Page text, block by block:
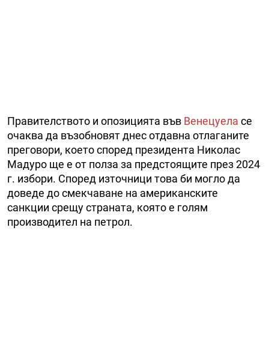
Правителството и опозицията във Венецуела се
очаква да възобновят днес отдавна отлаганите
преговори, което според президента Николас
Мадуро ще е от полза за предстоящите през 2024
г. избори. Според източници това би могло да
доведе до смекчаване на американските
санкции срещу страната, която е голям
производител на петрол.